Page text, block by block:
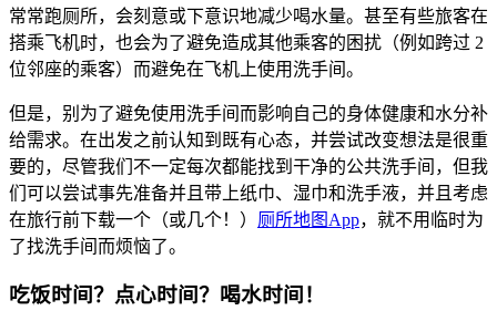
常常跑厕所，会刻意或下意识地减少喝水量。甚至有些旅客在
搭乘飞机时，也会为了避免造成其他乘客的困扰（例如跨过 2
位邻座的乘客）而避免在飞机上使用洗手间。
但是，别为了避免使用洗手间而影响自己的身体健康和水分补
给需求。在出发之前认知到既有心态，并尝试改变想法是很重
要的，尽管我们不一定每次都能找到干净的公共洗手间，但我
们可以尝试事先准备并且带上纸巾、湿巾和洗手液，并且考虑
在旅行前下载一个（或几个！） 厕所地图App，就不用临时为
了找洗手间而烦恼了。
吃饭时间？点心时间？喝水时间！